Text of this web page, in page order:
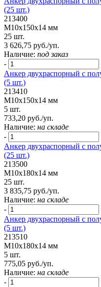
(25 шт.)
213400
М10х150х14 мм
25 шт.
3 626,75 руб./уп.
Наличие: под заказ
-
Анкер двухраспорный с
(5 шт.)
213410
М10х150х14 мм
5 шт.
733,20 руб./уп.
Наличие: на складе
-
Анкер двухраспорный с
(25 шт.)
213500
М10х180х14 мм
25 шт.
3 835,75 руб./уп.
Наличие: на складе
-
Анкер двухраспорный с
(5 шт.)
213510
М10х180х14 мм
5 шт.
775,05 руб./уп.
Наличие: на складе
-